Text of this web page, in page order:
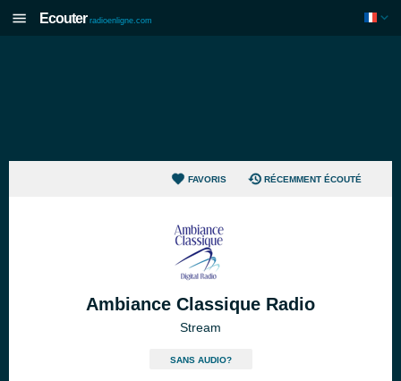
Ecouter radioenligne.com
FAVORIS RÉCEMMENT ÉCOUTÉ
Ambiance Classique Radio
Stream
SANS AUDIO?